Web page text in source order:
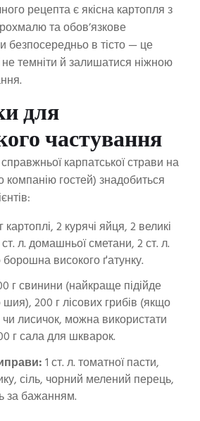
рецепта є якісна картопля з
та обов’язкове
безпосередньо в тісто — це
темніти й залишатися ніжною
для
частування
карпатської страви на
компанію гостей) знадобиться
картоплі, 2 курячі яйця, 2 великі
л. домашньої сметани, 2 ст. л.
високого ґатунку.
г свинини (найкраще підійде
200 г лісових грибів (якщо
лисичок, можна використати
г сала для шкварок.
1 ст. л. томатної пасти,
сіль, чорний мелений перець,
за бажанням.